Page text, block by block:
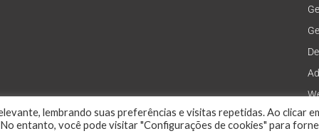
lembrando suas preferências e visitas repetidas. Ao clicar
entanto, você pode visitar "Configurações de cookies" para